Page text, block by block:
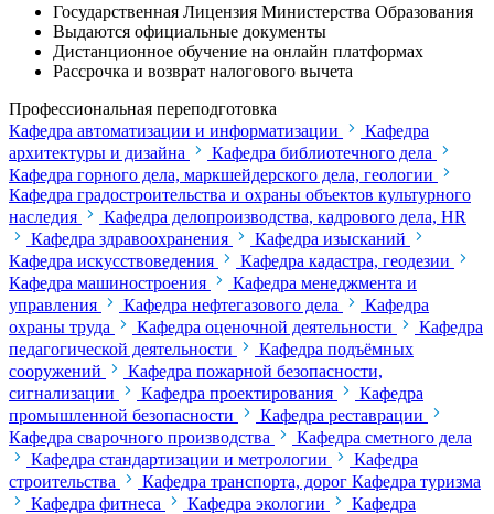
Государственная Лицензия Министерства Образования
Выдаются официальные документы
Дистанционное обучение на онлайн платформах
Рассрочка и возврат налогового вычета
Профессиональная переподготовка
Кафедра автоматизации и информатизации
Кафедра
архитектуры и дизайна
Кафедра библиотечного дела
Кафедра горного дела, маркшейдерского дела, геологии
Кафедра градостроительства и охраны объектов культурного
наследия
Кафедра делопроизводства, кадрового дела, HR
Кафедра здравоохранения
Кафедра изысканий
Кафедра искусствоведения
Кафедра кадастра, геодезии
Кафедра машиностроения
Кафедра менеджмента и
управления
Кафедра нефтегазового дела
Кафедра
охраны труда
Кафедра оценочной деятельности
Кафедра
педагогической деятельности
Кафедра подъёмных
сооружений
Кафедра пожарной безопасности,
сигнализации
Кафедра проектирования
Кафедра
промышленной безопасности
Кафедра реставрации
Кафедра сварочного производства
Кафедра сметного дела
Кафедра стандартизации и метрологии
Кафедра
строительства
Кафедра транспорта, дорог Кафедра туризма
Кафедра фитнеса
Кафедра экологии
Кафедра